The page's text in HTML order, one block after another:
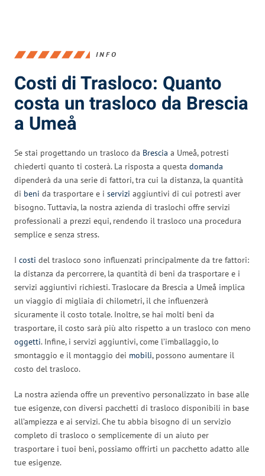
INFO
Costi di Trasloco: Quanto
costa un trasloco da Brescia
a Umeå
Se stai progettando un trasloco da Brescia a Umeå, potresti
chiederti quanto ti costerà. La risposta a questa domanda
dipenderà da una serie di fattori, tra cui la distanza, la quantità
di beni da trasportare e i servizi aggiuntivi di cui potresti aver
bisogno. Tuttavia, la nostra azienda di traslochi offre servizi
professionali a prezzi equi, rendendo il trasloco una procedura
semplice e senza stress.
I costi del trasloco sono influenzati principalmente da tre fattori:
la distanza da percorrere, la quantità di beni da trasportare e i
servizi aggiuntivi richiesti. Traslocare da Brescia a Umeå implica
un viaggio di migliaia di chilometri, il che influenzerà
sicuramente il costo totale. Inoltre, se hai molti beni da
trasportare, il costo sarà più alto rispetto a un trasloco con meno
oggetti. Infine, i servizi aggiuntivi, come l’imballaggio, lo
smontaggio e il montaggio dei mobili, possono aumentare il
costo del trasloco.
La nostra azienda offre un preventivo personalizzato in base alle
tue esigenze, con diversi pacchetti di trasloco disponibili in base
all’ampiezza e ai servizi. Che tu abbia bisogno di un servizio
completo di trasloco o semplicemente di un aiuto per
trasportare i tuoi beni, possiamo offrirti un pacchetto adatto alle
tue esigenze.